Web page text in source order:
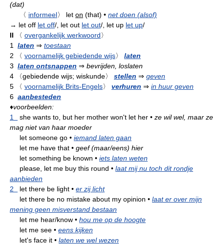
(dat)
〈 informeel〉 let on (that) • net doen (alsof)
→ let off let off/, let out let out/, let up let up/
II
〈 overgankelijk werkwoord〉
1 laten ⇒ toestaan
2
〈 voornamelijk gebiedende wijs〉
laten
3 laten ontsnappen ⇒ bevrijden, loslaten
4
〈gebiedende wijs; wiskunde〉 stellen ⇒ geven
5
〈 voornamelijk Brits-Engels〉 verhuren ⇒ in huur geven
6 aanbesteden
♦voorbeelden:
1
she wants to, but her mother won't let her • ze wil wel, maar ze
mag niet van haar moeder
let someone go • iemand laten gaan
let me have that • geef (maar/eens) hier
let something be known • iets laten weten
please, let me buy this round • laat mij nu toch dit rondje
aanbieden
2
let there be light • er zij licht
let there be no mistake about my opinion • laat er over mijn
mening geen misverstand bestaan
let me hear/know • hou me op de hoogte
let me see • eens kijken
let's face it • laten we wel wezen